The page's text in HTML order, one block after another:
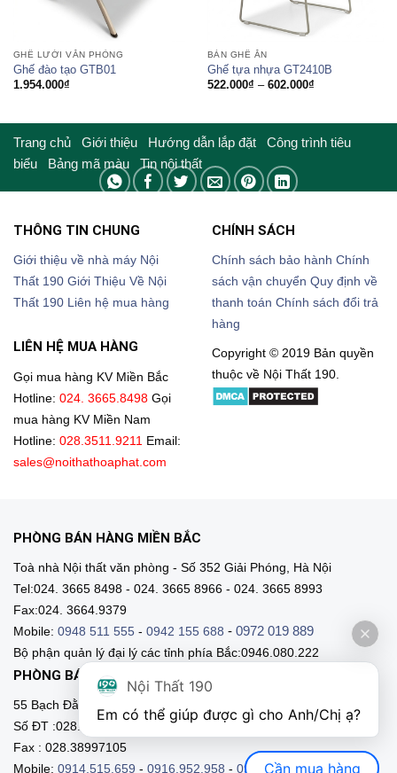
GHẾ LƯỚI VĂN PHÒNG
Ghế đào tạo GTB01
1.954.000₫
BÀN GHẾ ĂN
Ghế tựa nhựa GT2410B
522.000₫ – 602.000₫Khoảng
đến
602.000₫
Trang chủ Giới thiệu Hướng dẫn lắp đặt Công trình tiêu
biểu
Bảng mã màu Tin nội thất
THÔNG TIN CHUNG
Giới thiệu về nhà máy Nội
Thất 190 Giới Thiệu Về Nội
Thất 190 Liên hệ mua hàng
CHÍNH SÁCH
Chính sách bảo hành Chính
sách vận chuyển Quy định về
thanh toán Chính sách đổi trả
hàng
LIÊN HỆ MUA HÀNG
Gọi mua hàng KV Miền Bắc
Hotline: 024. 3665.8498 Gọi
mua hàng KV Miền Nam
Hotline: 028.3511.9211 Email:
sales@noithathoaphat.com
Copyright © 2019 Bản quyền
thuộc về Nội Thất 190.
PHÒNG BÁN HÀNG MIỀN BẮC
Toà nhà Nội thất văn phòng - Số 352 Giải Phóng, Hà Nội
Tel:024. 3665 8498 - 024. 3665 8966 - 024. 3665 8993
Fax:024. 3664.9379
Mobile: 0948 511 555 - 0942 155 688 - 0972 019 889
Bộ phận quản lý đại lý các tỉnh phía Bắc:0946.080.222
PHÒNG BÁN HÀNG MIỀN NAM
55 Bạch Đằng, Phường 15, Q. Bình Thạnh, HCM
Số ĐT :028.3511 9211 - 028.3511.9212
Fax : 028.38997105
Mobile: 0914.515.659 - 0916.952.958 - 0903.331.921
Nội Thất 190
Cần mua hàng